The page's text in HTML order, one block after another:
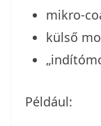
mikro-
külső
Például: